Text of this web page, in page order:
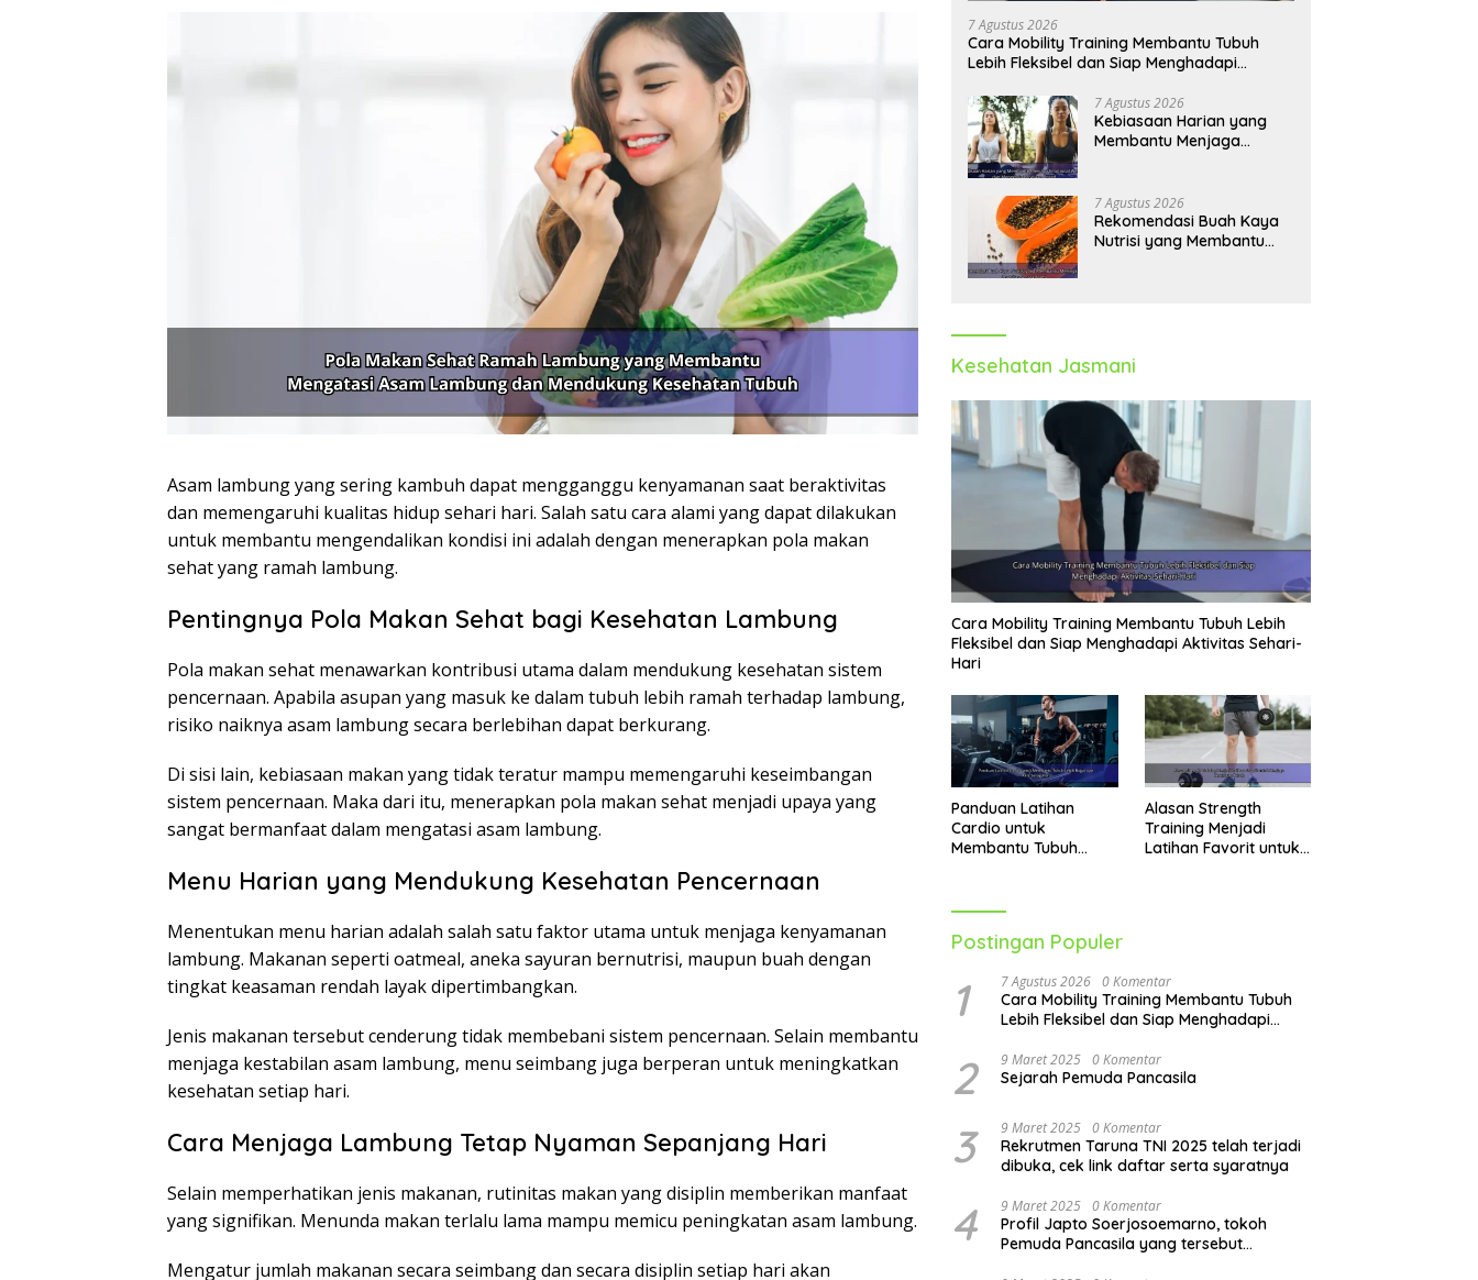
Asam lambung yang sering kambuh dapat mengganggu kenyamanan saat beraktivitas
dan memengaruhi kualitas hidup sehari hari. Salah satu cara alami yang dapat dilakukan
untuk membantu mengendalikan kondisi ini adalah dengan menerapkan pola makan
sehat yang ramah lambung.
Pentingnya Pola Makan Sehat bagi Kesehatan Lambung
Pola makan sehat menawarkan kontribusi utama dalam mendukung kesehatan sistem
pencernaan. Apabila asupan yang masuk ke dalam tubuh lebih ramah terhadap lambung,
risiko naiknya asam lambung secara berlebihan dapat berkurang.
Di sisi lain, kebiasaan makan yang tidak teratur mampu memengaruhi keseimbangan
sistem pencernaan. Maka dari itu, menerapkan pola makan sehat menjadi upaya yang
sangat bermanfaat dalam mengatasi asam lambung.
Menu Harian yang Mendukung Kesehatan Pencernaan
Menentukan menu harian adalah salah satu faktor utama untuk menjaga kenyamanan
lambung. Makanan seperti oatmeal, aneka sayuran bernutrisi, maupun buah dengan
tingkat keasaman rendah layak dipertimbangkan.
Jenis makanan tersebut cenderung tidak membebani sistem pencernaan. Selain membantu
menjaga kestabilan asam lambung, menu seimbang juga berperan untuk meningkatkan
kesehatan setiap hari.
Cara Menjaga Lambung Tetap Nyaman Sepanjang Hari
Selain memperhatikan jenis makanan, rutinitas makan yang disiplin memberikan manfaat
yang signifikan. Menunda makan terlalu lama mampu memicu peningkatan asam lambung.
Mengatur jumlah makanan secara seimbang dan secara disiplin setiap hari akan
7 Agustus 2026
Cara Mobility Training Membantu Tubuh
Lebih Fleksibel dan Siap Menghadapi
7 Agustus 2026
Kebiasaan Harian yang
Membantu Menjaga
7 Agustus 2026
Rekomendasi Buah Kaya
Nutrisi yang Membantu
Kesehatan Jasmani
Cara Mobility Training Membantu Tubuh Lebih
Fleksibel dan Siap Menghadapi Aktivitas Sehari-
Hari
Panduan Latihan
Cardio untuk
Membantu Tubuh
Alasan Strength
Training Menjadi
Latihan Favorit untuk
Postingan Populer
1 7 Agustus 2026 0 Komentar
Cara Mobility Training Membantu Tubuh
Lebih Fleksibel dan Siap Menghadapi
2 9 Maret 2025 0 Komentar
Sejarah Pemuda Pancasila
3 9 Maret 2025 0 Komentar
Rekrutmen Taruna TNI 2025 telah terjadi
dibuka, cek link daftar serta syaratnya
4 9 Maret 2025 0 Komentar
Profil Japto Soerjosoemarno, tokoh
Pemuda Pancasila yang tersebut